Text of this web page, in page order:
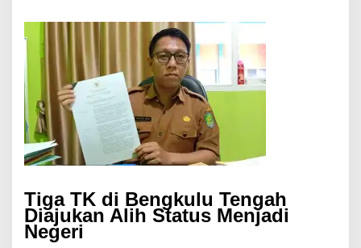
Tiga TK di Bengkulu Tengah
Diajukan Alih Status Menjadi
Negeri